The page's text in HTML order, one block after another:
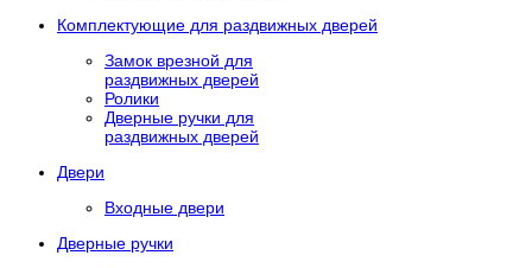
Комплектующие для раздвижных дверей
Замок врезной для
раздвижных дверей
Ролики
Дверные ручки для
раздвижных дверей
Двери
Входные двери
Дверные ручки